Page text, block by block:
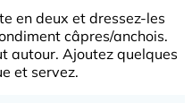
en deux et dressez-les
câpres/anchois.
autour. Ajoutez quelques
et servez.